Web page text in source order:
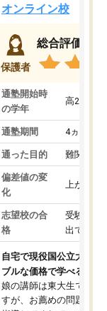
オンライン校
保護者
総合評価
通塾開始時
の学年
高2
通塾期間 4ヵ月～1
通った目的 難関私立
偏差値の変
化
上がった
志望校の合
格
受験して
出ていな
自宅で現役国公立大学生
ブルな価格で学べる
娘の講師は東大生では無
すが、お薦めの問題集や